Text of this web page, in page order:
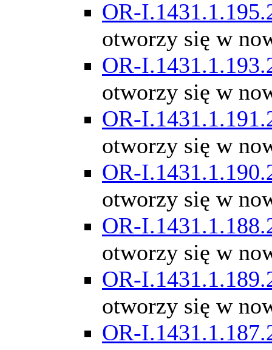
OR-
otworzy się w
OR-
otworzy się w
OR-
otworzy się w
OR-
otworzy się w
OR-
otworzy się w
OR-
otworzy się w
OR-